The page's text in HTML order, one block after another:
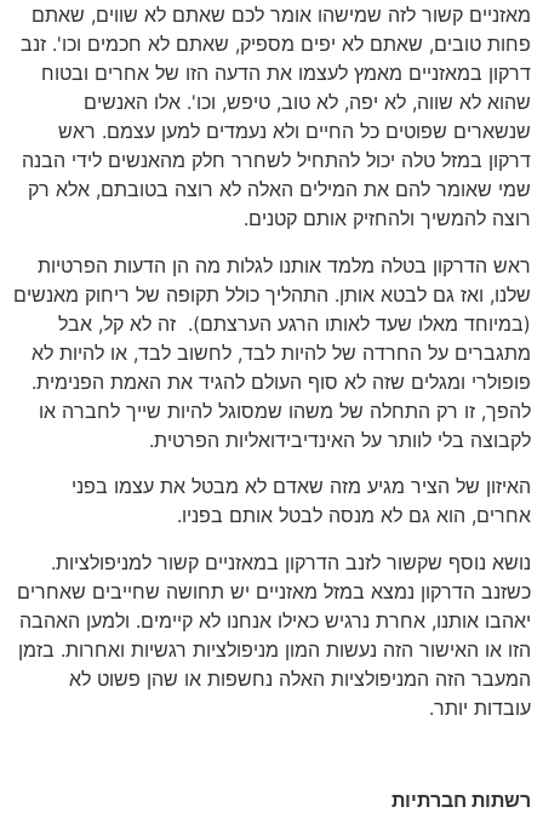
מאזניים קשור לזה שמישהו אומר לכם שאתם לא שווים, שאתם
פחות טובים, שאתם לא יפים מספיק, שאתם לא חכמים וכו'. זנב
דרקון במאזניים מאמץ לעצמו את הדעה הזו של אחרים ובטוח
שהוא לא שווה, לא יפה, לא טוב, טיפש, וכו'. אלו האנשים
שנשארים שפוטים כל החיים ולא נעמדים למען עצמם. ראש
דרקון במזל טלה יכול להתחיל לשחרר חלק מהאנשים לידי הבנה
שמי שאומר להם את המילים האלה לא רוצה בטובתם, אלא רק
רוצה להמשיך ולהחזיק אותם קטנים.
ראש הדרקון בטלה מלמד אותנו לגלות מה הן הדעות הפרטיות
שלנו, ואז גם לבטא אותן. התהליך כולל תקופה של ריחוק מאנשים
(במיוחד מאלו שעד לאותו הרגע הערצתם). זה לא קל, אבל
מתגברים על החרדה של להיות לבד, לחשוב לבד, או להיות לא
פופולרי ומגלים שזה לא סוף העולם להגיד את האמת הפנימית.
להפך, זו רק התחלה של משהו שמסוגל להיות שייך לחברה או
לקבוצה בלי לוותר על האינדיבידואליות הפרטית.
האיזון של הציר מגיע מזה שאדם לא מבטל את עצמו בפני
אחרים, הוא גם לא מנסה לבטל אותם בפניו.
נושא נוסף שקשור לזנב הדרקון במאזניים קשור למניפולציות.
כשזנב הדרקון נמצא במזל מאזניים יש תחושה שחייבים שאחרים
יאהבו אותנו, אחרת נרגיש כאילו אנחנו לא קיימים. ולמען האהבה
הזו או האישור הזה נעשות המון מניפולציות רגשיות ואחרות. בזמן
המעבר הזה המניפולציות האלה נחשפות או שהן פשוט לא
עובדות יותר.
רשתות חברתיות